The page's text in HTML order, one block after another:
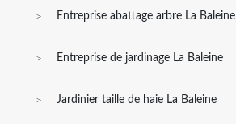
Entreprise abattage arbre La Baleine
Entreprise de jardinage La Baleine
Jardinier taille de haie La Baleine